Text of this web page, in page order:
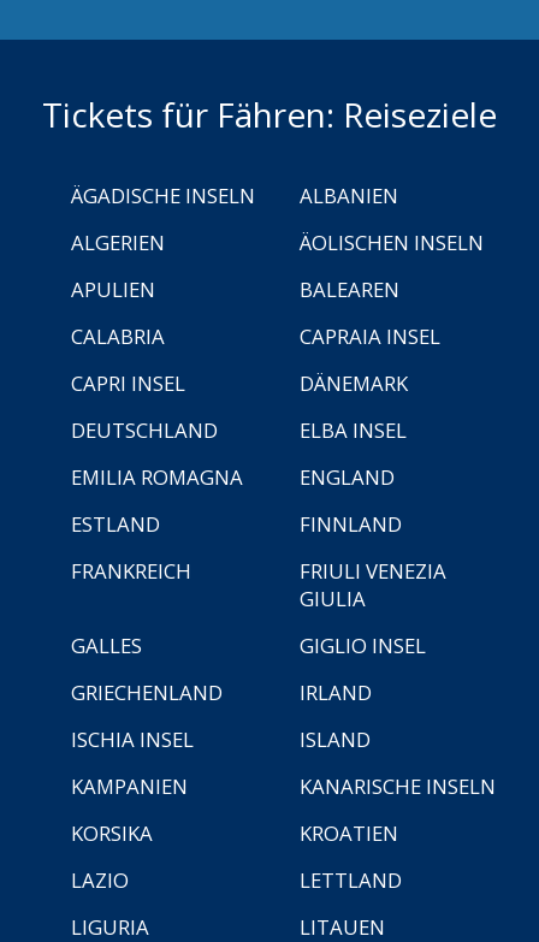
Tickets für Fähren: Reiseziele
ÄGADISCHE INSELN
ALBANIEN
ALGERIEN
ÄOLISCHEN INSELN
APULIEN
BALEAREN
CALABRIA
CAPRAIA INSEL
CAPRI INSEL
DÄNEMARK
DEUTSCHLAND
ELBA INSEL
EMILIA ROMAGNA
ENGLAND
ESTLAND
FINNLAND
FRANKREICH
FRIULI VENEZIA
GIULIA
GALLES
GIGLIO INSEL
GRIECHENLAND
IRLAND
ISCHIA INSEL
ISLAND
KAMPANIEN
KANARISCHE INSELN
KORSIKA
KROATIEN
LAZIO
LETTLAND
LIGURIA
LITAUEN